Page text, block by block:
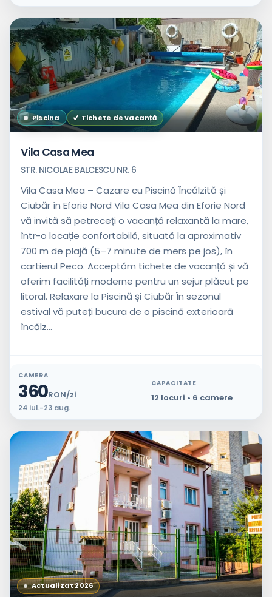
Piscina Tichete de vacanță
Vila Casa Mea
STR. NICOLAE BALCESCU NR. 6
Vila Casa Mea – Cazare cu Piscină Încălzită și
Ciubăr în Eforie Nord Vila Casa Mea din Eforie Nord
vă invită să petreceți o vacanță relaxantă la mare,
într-o locație confortabilă, situată la aproximativ
700 m de plajă (5–7 minute de mers pe jos), în
cartierul Peco. Acceptăm tichete de vacanță și vă
oferim facilități moderne pentru un sejur plăcut pe
litoral. Relaxare la Piscină și Ciubăr În sezonul
estival vă puteți bucura de o piscină exterioară
încălz...
CAMERA
360RON/zi
24 iul.-23 aug.
CAPACITATE
12 locuri • 6 camere
Actualizat 2026